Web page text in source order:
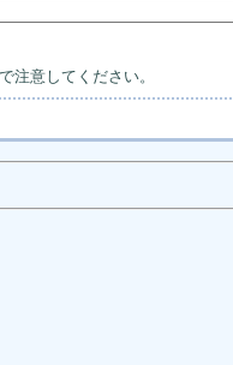
注意してください。